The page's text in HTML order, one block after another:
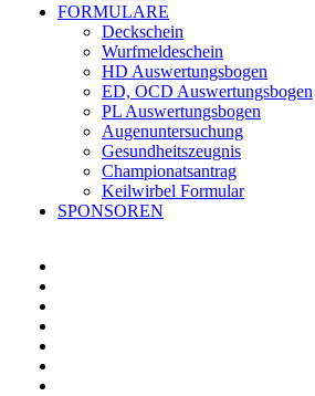
FORMULARE
Deckschein
Wurfmeldeschein
HD Auswertungsbogen
ED, OCD Auswertungsbogen
PL Auswertungsbogen
Augenuntersuchung
Gesundheitszeugnis
Championatsantrag
Keilwirbel Formular
SPONSOREN